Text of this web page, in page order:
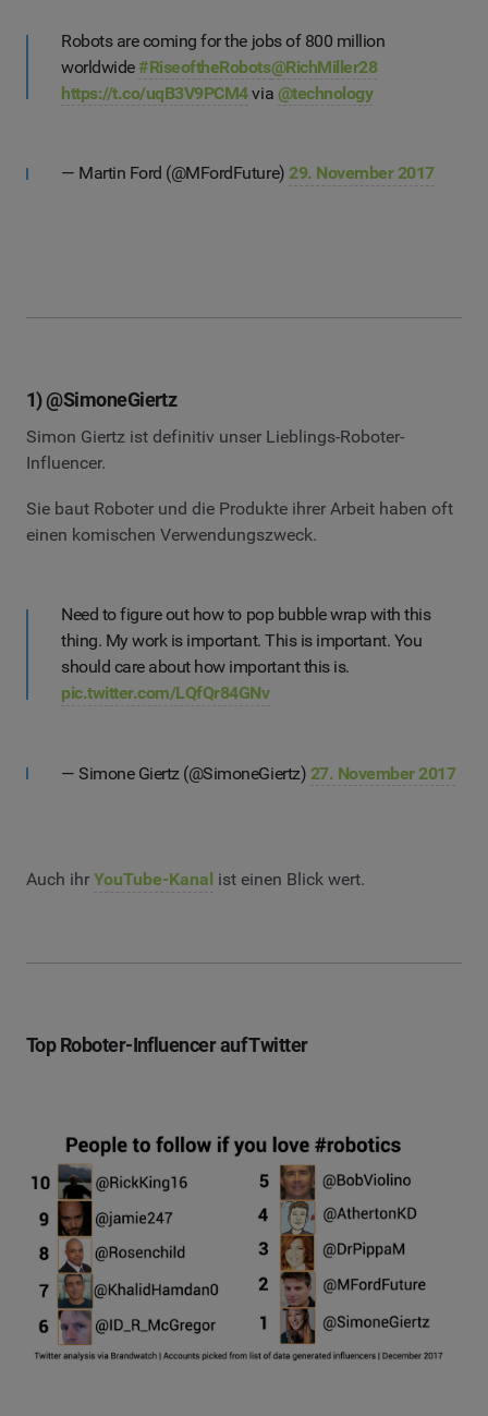
Robots are coming for the jobs of 800 million
worldwide#RiseoftheRobots@RichMiller28
https://t.co/uqB3V9PCM4via @technology
— Martin Ford (@MFordFuture) 29. November 2017
1) @SimoneGiertz
Simon Giertz ist definitiv unser Lieblings-Roboter-
Influencer.
Sie baut Roboter und die Produkte ihrer Arbeit haben oft
einen komischen Verwendungszweck.
Need to figure out how to pop bubble wrap with this
thing. My work is important. This is important. You
should care about how important this is.
pic.twitter.com/LQfQr84GNv
— Simone Giertz (@SimoneGiertz) 27. November 2017
Auch ihr YouTube-Kanal ist einen Blick wert.
Top Roboter-Influencer auf Twitter